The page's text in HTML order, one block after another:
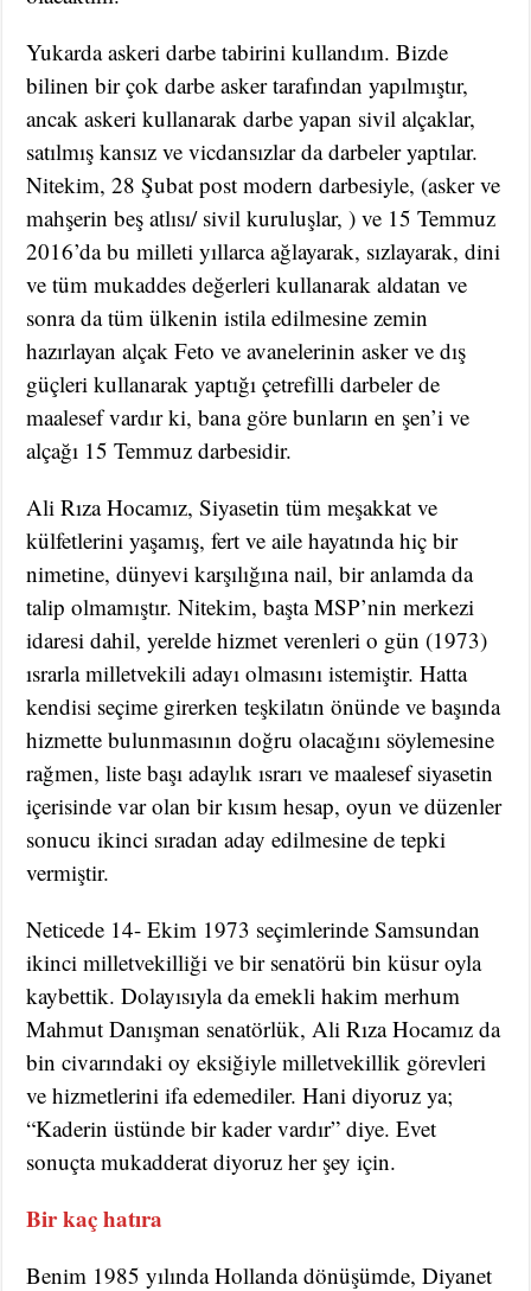
Yukarda askeri darbe tabirini kullandım. Bizde
bilinen bir çok darbe asker tarafından yapılmıştır,
ancak askeri kullanarak darbe yapan sivil alçaklar,
satılmış kansız ve vicdansızlar da darbeler yaptılar.
Nitekim, 28 Şubat post modern darbesiyle, (asker ve
mahşerin beş atlısı/ sivil kuruluşlar, ) ve 15 Temmuz
2016’da bu milleti yıllarca ağlayarak, sızlayarak, dini
ve tüm mukaddes değerleri kullanarak aldatan ve
sonra da tüm ülkenin istila edilmesine zemin
hazırlayan alçak Feto ve avanelerinin asker ve dış
güçleri kullanarak yaptığı çetrefilli darbeler de
maalesef vardır ki, bana göre bunların en şen’i ve
alçağı 15 Temmuz darbesidir.
Ali Rıza Hocamız, Siyasetin tüm meşakkat ve
külfetlerini yaşamış, fert ve aile hayatında hiç bir
nimetine, dünyevi karşılığına nail, bir anlamda da
talip olmamıştır. Nitekim, başta MSP’nin merkezi
idaresi dahil, yerelde hizmet verenleri o gün (1973)
ısrarla milletvekili adayı olmasını istemiştir. Hatta
kendisi seçime girerken teşkilatın önünde ve başında
hizmette bulunmasının doğru olacağını söylemesine
rağmen, liste başı adaylık ısrarı ve maalesef siyasetin
içerisinde var olan bir kısım hesap, oyun ve düzenler
sonucu ikinci sıradan aday edilmesine de tepki
vermiştir.
Neticede 14- Ekim 1973 seçimlerinde Samsundan
ikinci milletvekilliği ve bir senatörü bin küsur oyla
kaybettik. Dolayısıyla da emekli hakim merhum
Mahmut Danışman senatörlük, Ali Rıza Hocamız da
bin civarındaki oy eksiğiyle milletvekillik görevleri
ve hizmetlerini ifa edemediler. Hani diyoruz ya;
“Kaderin üstünde bir kader vardır” diye. Evet
sonuçta mukadderat diyoruz her şey için.
Bir kaç hatıra
Benim 1985 yılında Hollanda dönüşümde, Diyanet